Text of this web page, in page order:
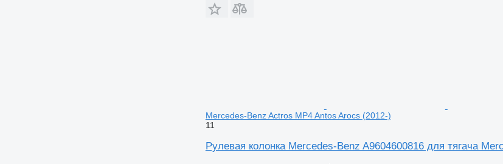
Mercedes-Benz Actros MP4 Antos Arocs (2012-)
11
Рулевая колонка Mercedes-Benz A9604600816 для тягача